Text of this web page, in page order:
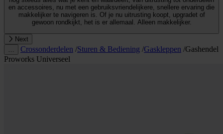
en accessoires, nu met een gebruiksvriendelijkere, snellere ervaring die
makkelijker te navigeren is. Of je nu uitrusting koopt, upgradet of
gewoon rondkijkt, het is er allemaal. Alleen makkelijker.
Next
Crossonderdelen /Sturen & Bediening /Gaskleppen /Gashendel
Proworks Universeel